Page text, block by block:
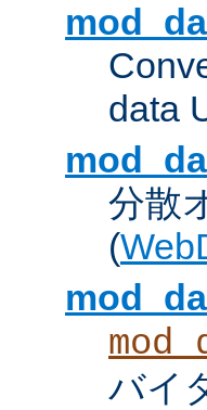
data
分散
(
バイ